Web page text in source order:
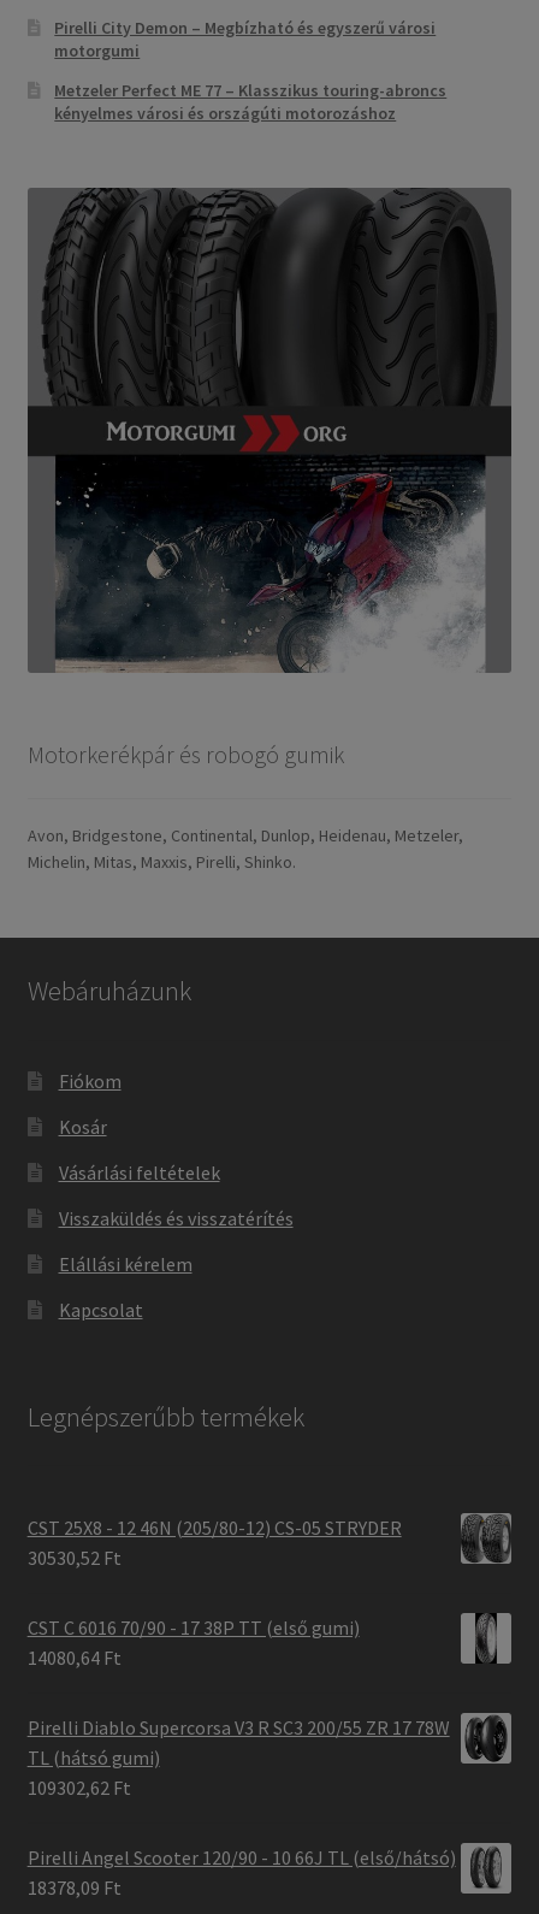
Pirelli City Demon – Megbízható és egyszerű városi
motorgumi
Metzeler Perfect ME 77 – Klasszikus touring-abroncs
kényelmes városi és országúti motorozáshoz
Motorkerékpár és robogó gumik
Avon, Bridgestone, Continental, Dunlop, Heidenau, Metzeler,
Michelin, Mitas, Maxxis, Pirelli, Shinko.
Webáruházunk
Fiókom
Kosár
Vásárlási feltételek
Visszaküldés és visszatérítés
Elállási kérelem
Kapcsolat
Legnépszerűbb termékek
CST 25X8 - 12 46N (205/80-12) CS-05 STRYDER
30530,52 Ft
CST C 6016 70/90 - 17 38P TT (első gumi)
14080,64 Ft
Pirelli Diablo Supercorsa V3 R SC3 200/55 ZR 17 78W
TL (hátsó gumi)
109302,62 Ft
Pirelli Angel Scooter 120/90 - 10 66J TL (első/hátsó)
18378,09 Ft